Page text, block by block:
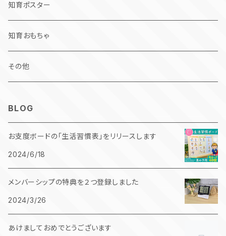
知育ポスター
知育おもちゃ
その他
BLOG
お支度ボードの「生活習慣表」をリリースします
2024/6/18
メンバーシップの特典を２つ登録しました
2024/3/26
あけましておめでとうございます